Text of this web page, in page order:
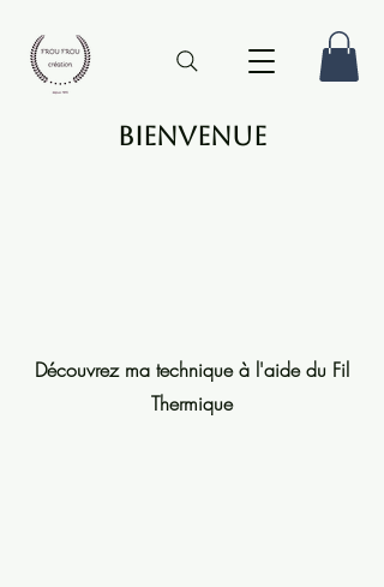
Bienvenue
Découvrez ma technique à l'aide du Fil
Thermique